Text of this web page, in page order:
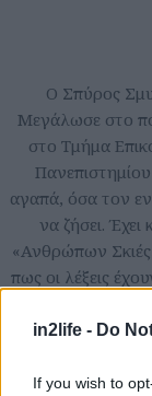
in2life - Do
If you wish to
Ο Σπύρος
Μεγάλωσε στο
στο Τμήμα
αγαπά, όσα τον
να ζήσει.
«Ανθρώπων
πως οι λέξεις